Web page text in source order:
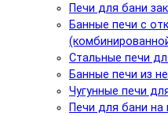
Печи для бани
Банные печи с
Стальные печи
Банные печи из
Чугунные печи
Печи для бани на